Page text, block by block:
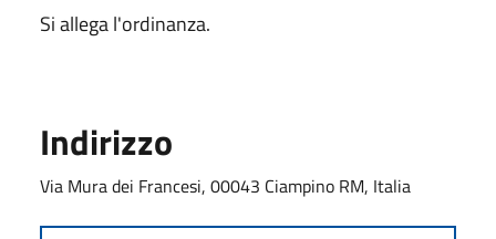
Si allega l'ordinanza.
Indirizzo
Via Mura dei Francesi, 00043 Ciampino RM, Italia